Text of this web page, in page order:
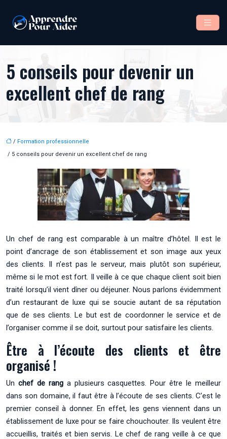
5 conseils pour devenir un
excellent chef de rang
/ Formation professionnelle
/ 5 conseils pour devenir un excellent chef de rang
Un chef de rang est comparable à un maître d’hôtel. Il est le
point d’ancrage de son établissement et son image aux yeux
des clients. Il n’est pas le serveur, mais plutôt son supérieur,
même si le mot est fort. Il veille à ce que chaque client soit bien
traité lorsqu’il vient dîner ou déjeuner. Nous parlons évidemment
d’un restaurant de luxe qui se soucie autant de sa réputation
que de ses clients. Le but est de coordonner le service et de
l’organiser comme il se doit, surtout pour satisfaire les clients.
Être à l’écoute des clients et être
organisé !
Un chef de ranga plusieurs casquettes. Pour être le meilleur
dans son domaine, il faut être à l’écoute de ses clients. C’est le
premier conseil à donner. En effet, les gens viennent dans un
établissement de luxe pour se faire chouchouter. Ils veulent être
accueillis, traités et bien servis. Le chef de rang veille à ce que